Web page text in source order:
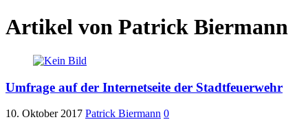
Artikel von Patrick Biermann
Umfrage auf der Internetseite der Stadtfeuerwehr
10. Oktober 2017 Patrick Biermann 0